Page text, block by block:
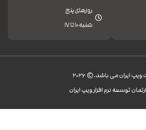
روزهای پنج
شنبه 10 تا 17
ایران می باشد.© 2026
توسعه نرم افزار ویپ ایران